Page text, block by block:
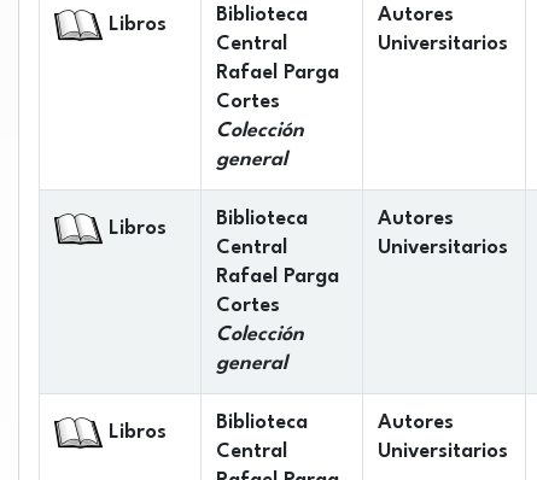
Libros
Biblioteca
Central
Rafael Parga
Cortes
Colección
general
Autores
Universitarios
Libros
Biblioteca
Central
Rafael Parga
Cortes
Colección
general
Autores
Universitarios
Libros
Biblioteca
Central
Autores
Universitarios